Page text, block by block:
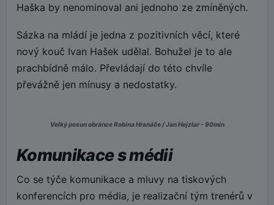
Haška by nenominoval ani jednoho ze zmíněných.
Sázka na mládí je jedna z pozitivních věcí, které
nový kouč Ivan Hašek udělal. Bohužel je to ale
prachbídně málo. Převládají do této chvíle
převážně jen mínusy a nedostatky.
Velký posun obránce Robina Hranáče / Jan Hejzlar - 90min
Komunikace s médii
Co se týče komunikace a mluvy na tiskových
konferencích pro média, je realizační tým trenérů v